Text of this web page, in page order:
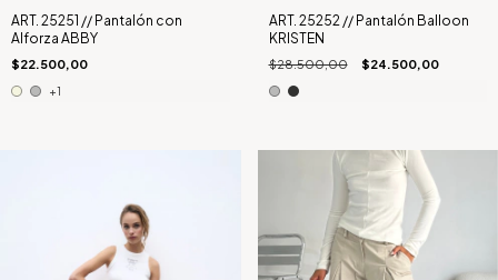
ART. 25251 // Pantalón con
Alforza ABBY
$22.500,00
+1
ART. 25252 // Pantalón Balloon
KRISTEN
$28.500,00 $24.500,00